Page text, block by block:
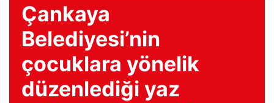
Çankaya
Belediyesi’nin
çocuklara yönelik
düzenlediği yaz